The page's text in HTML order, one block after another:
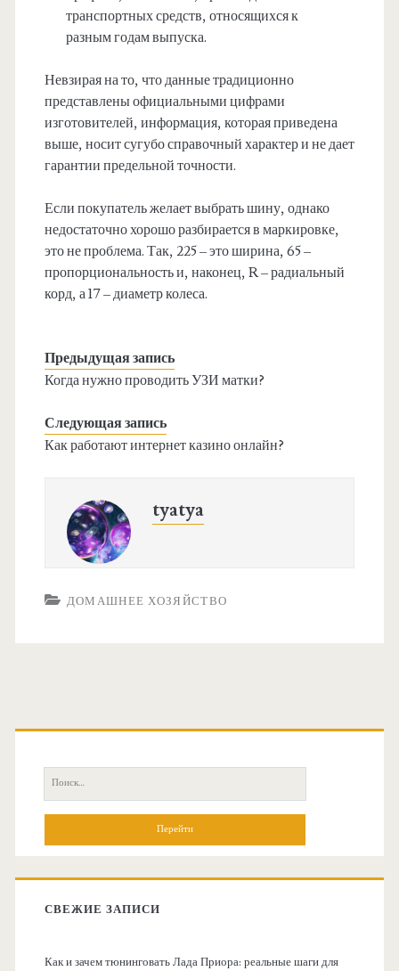
транспортных средств, относящихся к
разным годам выпуска.
Невзирая на то, что данные традиционно
представлены официальными цифрами
изготовителей, информация, которая приведена
выше, носит сугубо справочный характер и не дает
гарантии предельной точности.
Если покупатель желает выбрать шину, однако
недостаточно хорошо разбирается в маркировке,
это не проблема. Так, 225 – это ширина, 65 –
пропорциональность и, наконец, R – радиальный
корд, а 17 – диаметр колеса.
Предыдущая запись
Когда нужно проводить УЗИ матки?
Следующая запись
Как работают интернет казино онлайн?
tyatya
ДОМАШНЕЕ ХОЗЯЙСТВО
О
П
о
с
СВЕЖИЕ ЗАПИСИ
Как и зачем тюнинговать Лада Приора: реальные шаги для